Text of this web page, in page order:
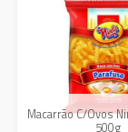
Macarrão C/Ovos
500g